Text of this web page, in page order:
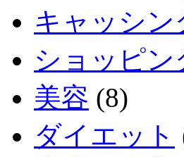
キャッシン
ショッピン
美容 (8)
ダイエット